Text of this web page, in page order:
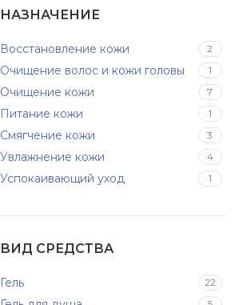
НАЗНАЧЕНИЕ
Восстановление кожи 2
Очищение волос и кожи головы 1
Очищение кожи 7
Питание кожи 1
Смягчение кожи 3
Увлажнение кожи 4
Успокаивающий уход 1
ВИД СРЕДСТВА
Гель 22